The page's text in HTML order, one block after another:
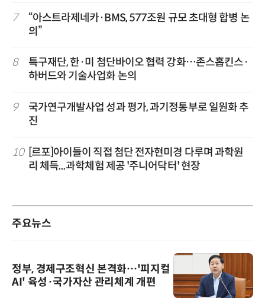
7
“아스트라제네카·BMS, 577조원 규모 초대형 합병 논
의”
8
특구재단, 한·미 첨단바이오 협력 강화…존스홉킨스·
하버드와 기술사업화 논의
9
국가연구개발사업 성과 평가, 과기정통부로 일원화 추
진
10
[르포]아이들이 직접 첨단 전자현미경 다루며 과학원
리 체득...과학체험 제공 '주니어닥터' 현장
주요뉴스
정부, 경제구조혁신 본격화…'피지컬
AI' 육성·국가자산 관리체계 개편